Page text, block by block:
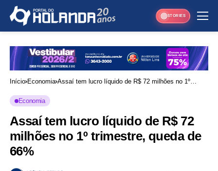
STORIES
Início Economia Assaí tem lucro líquido de R$ 72 milhões no 1º
Economia
Assaí tem lucro líquido de R$ 72
milhões no 1º trimestre, queda de
66%